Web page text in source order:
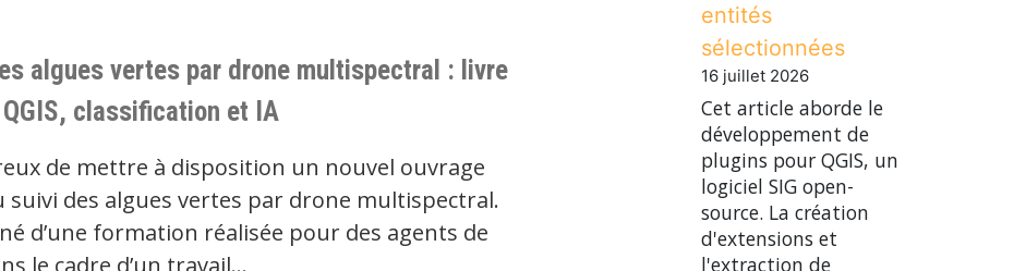
algues vertes par drone multispectral : livre
classification et IA
de mettre à disposition un nouvel ouvrage
suivi des algues vertes par drone multispectral.
d’une formation réalisée pour des agents de
le cadre d’un travail…
entités
sélectionnées
16 juillet 2026
Cet article aborde le
développement de
plugins pour QGIS, un
logiciel SIG open-
source. La création
d'extensions et
l'extraction de